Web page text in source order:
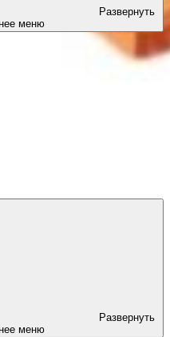
Развернуть
меню
Развернуть
меню